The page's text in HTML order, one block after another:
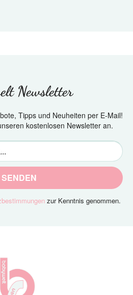
Newsletter
Tipps und Neuheiten per E-Mail!
kostenlosen Newsletter an.
SENDEN
zur Kenntnis genommen.